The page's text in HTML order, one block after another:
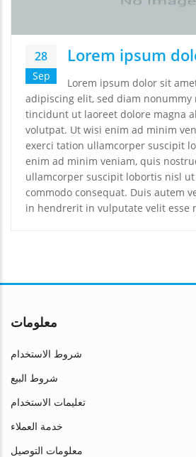
28
Sep
Lorem ipsum
Lorem ipsum dolor sit
adipiscing elit, sed diam nonummy
tincidunt ut laoreet dolore magna
volutpat. Ut wisi enim ad minim
exerci tation ullamcorper suscipit
enim ad minim veniam, quis
ullamcorper suscipit lobortis nisl
commodo consequat. Duis autem
in hendrerit in vulputate velit esse
معلومات
شروط الاستخدام
شروط البيع
تعليمات الاستخدام
خدمة العملاء
معلومات التوصيل